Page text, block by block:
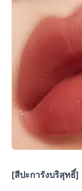
[สีปะการังบริสุทธิ์]